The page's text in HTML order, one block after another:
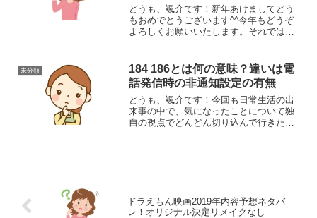
どうも、颯介です！新年あけましてどう
もおめでとうございます^^今年もどうぞ
よろしくお願いいたします。それでは、
自の視点で切り込んでいきますね～今
日、ネットを見ていると、...
未分類
184 186とは何の意味？違いは電
話発信時の非通知設定の有無
どうも、颯介です！今回も日常生活の出
来事の中で、気になったことについて独
自の視点でどんどん切り込んで行きたい
ドラえもん映画2019年内容予想ネタバ
レ！オリジナル決定リメイクなし